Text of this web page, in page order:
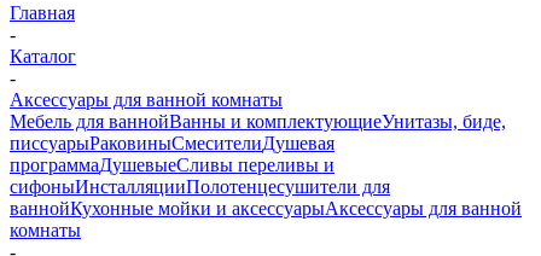
Главная
-
Каталог
-
Аксессуары для ванной комнаты
Мебель для ваннойВанны и комплектующиеУнитазы, биде,
писсуарыРаковиныСмесителиДушевая
программаДушевыеСливы переливы и
сифоныИнсталляцииПолотенцесушители для
ваннойКухонные мойки и аксессуарыАксессуары для ванной
комнаты
-